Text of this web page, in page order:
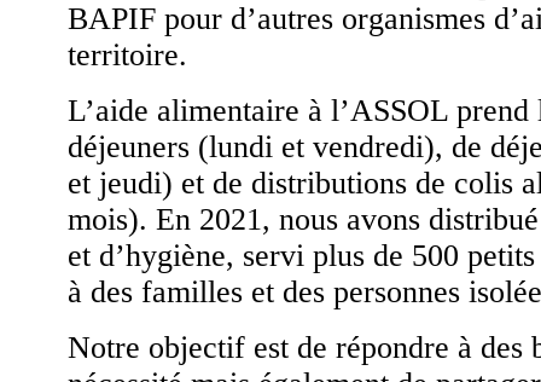
BAPIF pour d’autres organismes
territoire.
L’aide alimentaire à l’ASSOL
déjeuners (lundi et vendredi), de
et jeudi) et de distributions de colis
mois). En 2021, nous avons
et d’hygiène, servi plus de 500
à des familles et des personnes
Notre objectif est de répondre à des